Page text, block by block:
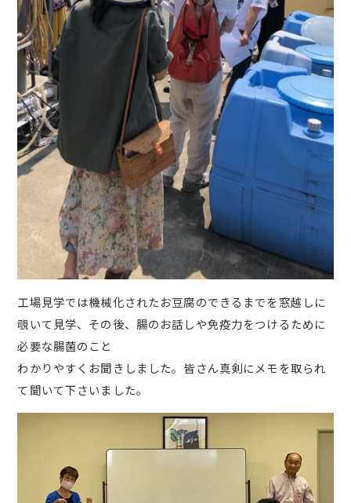
工場見学では機械化されたお豆腐のできるまでを窓越しに
覗いて見学、その後、腸のお話しや免疫力をつけるために
必要な腸菌のこと
わかりやすくお聞きしました。皆さん真剣にメモを取られ
て聞いて下さいました。